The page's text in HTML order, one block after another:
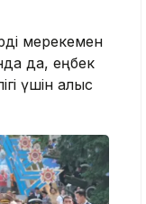
мерекемен
да, еңбек
үшін алғыс